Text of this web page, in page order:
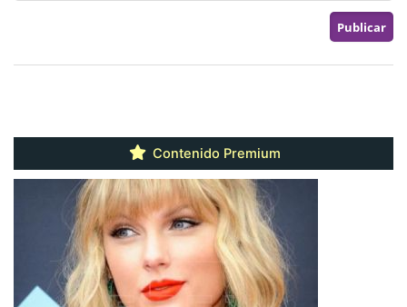
Contenido Premium